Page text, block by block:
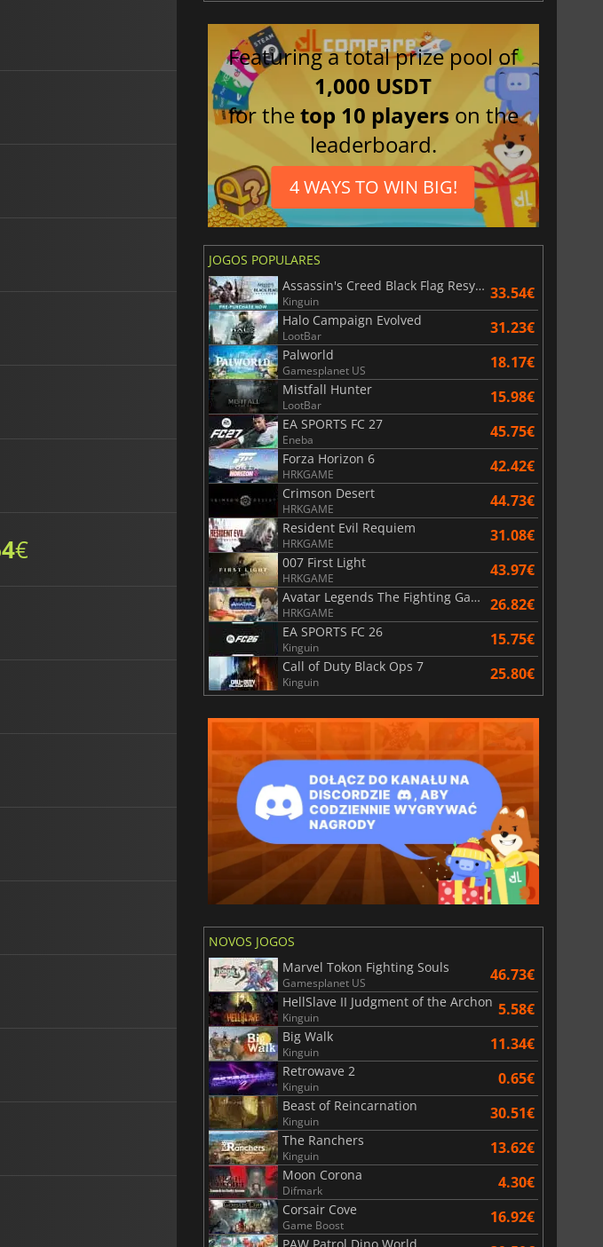
€
Featuring a total prize pool of
1,000 USDT
for thetop 10 players on the
leaderboard.
4 WAYS TO WIN BIG!
JOGOS POPULARES
Assassin's Creed Black Flag Resynced
Kinguin 33.54€
Halo Campaign Evolved
LootBar 31.23€
Palworld
Gamesplanet US 18.17€
Mistfall Hunter
LootBar 15.98€
EA SPORTS FC 27
Eneba 45.75€
Forza Horizon 6
HRKGAME 42.42€
Crimson Desert
HRKGAME 44.73€
Resident Evil Requiem
HRKGAME 31.08€
007 First Light
HRKGAME 43.97€
Avatar Legends The Fighting Game
HRKGAME 26.82€
EA SPORTS FC 26
Kinguin 15.75€
Call of Duty Black Ops 7
Kinguin 25.80€
NOVOS JOGOS
Marvel Tokon Fighting Souls
Gamesplanet US 46.73€
HellSlave II Judgment of the Archon
Kinguin 5.58€
Big Walk
Kinguin 11.34€
Retrowave 2
Kinguin 0.65€
Beast of Reincarnation
Kinguin 30.51€
The Ranchers
Kinguin 13.62€
Moon Corona
Difmark 4.30€
Corsair Cove
Game Boost 16.92€